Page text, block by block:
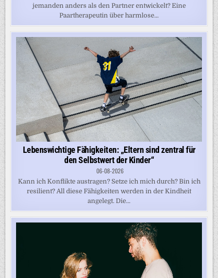
jemanden anders als den Partner entwickelt? Eine
Paartherapeutin über harmlose...
Lebenswichtige Fähigkeiten: „Eltern sind zentral für
den Selbstwert der Kinder“
06-08-2026
Kann ich Konflikte austragen? Setze ich mich durch? Bin ich
resilient? All diese Fähigkeiten werden in der Kindheit
angelegt. Die...